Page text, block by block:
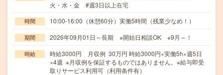
火・水・金 #週3日以上在宅
時間 10:00-16:00（休憩60分）実働5時間（残業少なめ！）
期間 2026年09月01日～長期 ※開始日相談OK ※9月～！
時給
時給3000円 月収例 30万円 時給3000円×実働5h×週5日
×4週 ※月収例を保証するものではありません。※給与即受
取りサービス利用可（利用条件有）